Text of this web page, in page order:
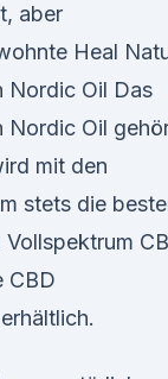
aber
Heal
Nordic Oil Das
Nordic Oil
mit den
stets die
CBD